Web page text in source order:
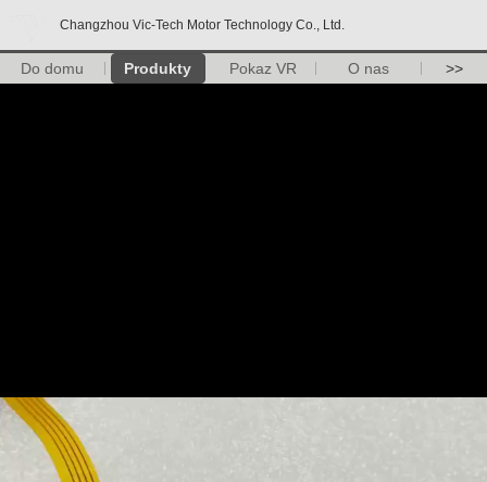
Changzhou Vic-Tech Motor Technology Co., Ltd.
Do domu Produkty Pokaz VR O nas >>